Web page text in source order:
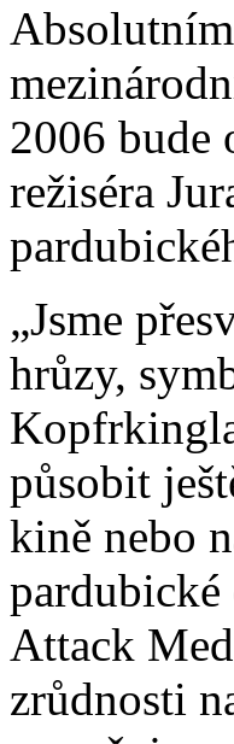
2006 bude
režiséra
„Jsme
hrůzy,
působit
kině nebo
pardubické
Attack
zrůdnosti